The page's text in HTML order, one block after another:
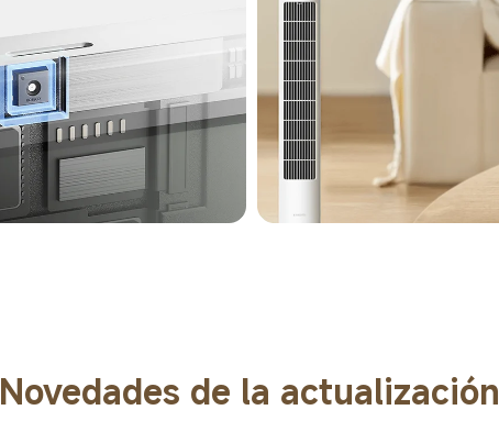
Novedades de la actualización